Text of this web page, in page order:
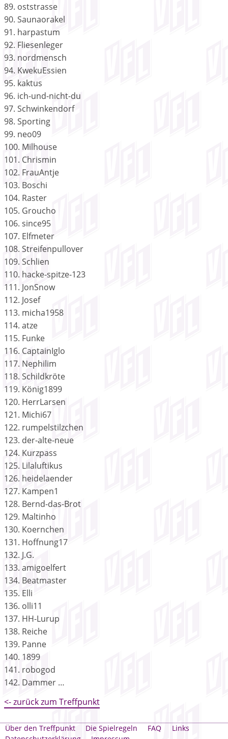
89. oststrasse
90. Saunaorakel
91. harpastum
92. Fliesenleger
93. nordmensch
94. KwekuEssien
95. kaktus
96. ich-und-nicht-du
97. Schwinkendorf
98. Sporting
99. neo09
100. Milhouse
101. Chrismin
102. FrauAntje
103. Boschi
104. Raster
105. Groucho
106. since95
107. Elfmeter
108. Streifenpullover
109. Schlien
110. hacke-spitze-123
111. JonSnow
112. Josef
113. micha1958
114. atze
115. Funke
116. CaptainIglo
117. Nephilim
118. Schildkröte
119. König1899
120. HerrLarsen
121. Michi67
122. rumpelstilzchen
123. der-alte-neue
124. Kurzpass
125. Lilaluftikus
126. heidelaender
127. Kampen1
128. Bernd-das-Brot
129. Maltinho
130. Koernchen
131. Hoffnung17
132. J.G.
133. amigoelfert
134. Beatmaster
135. Elli
136. olli11
137. HH-Lurup
138. Reiche
139. Panne
140. 1899
141. robogod
142. Dammer …
<- zurück zum Treffpunkt
Über den Treffpunkt Die Spielregeln FAQ
Links